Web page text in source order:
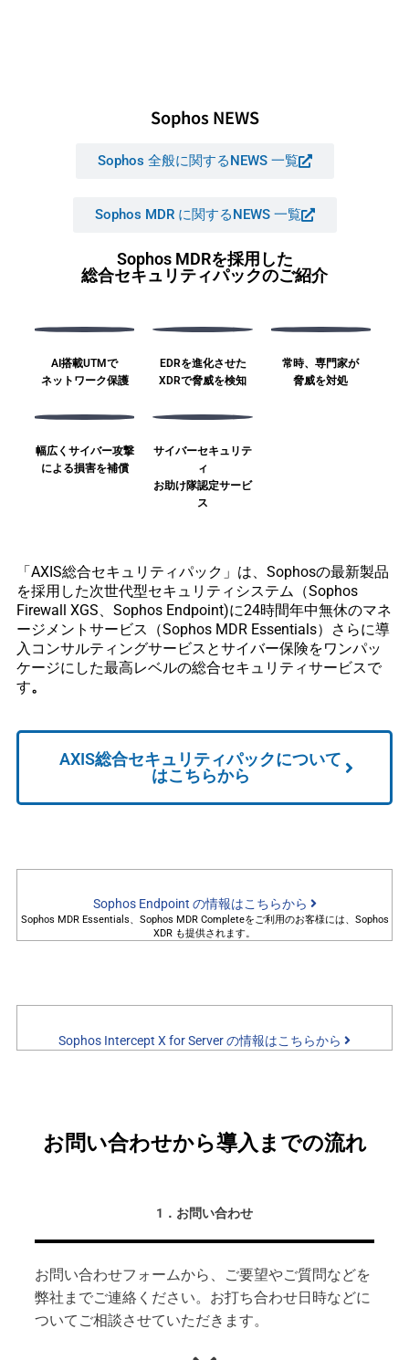
Sophos NEWS
Sophos 全般に関するNEWS 一覧
Sophos MDR に関するNEWS 一覧
Sophos MDRを採用した
総合セキュリティパックのご紹介
AI搭載UTMで
ネットワーク保護
EDRを進化させた
XDRで脅威を検知
常時、専門家が
脅威を対処
幅広くサイバー攻撃
による損害を補償
サイバーセキュリテ
ィ
お助け隊認定サービ
ス
「AXIS総合セキュリティパック」は、Sophosの最新製品
を採用した次世代型セキュリティシステム（Sophos
Firewall XGS、Sophos Endpoint)に24時間年中無休のマネ
ージメントサービス（Sophos MDR Essentials）さらに導
入コンサルティングサービスとサイバー保険をワンパッ
ケージにした最高レベルの総合セキュリティサービスで
す。
AXIS総合セキュリティパックについて
はこちらから
Sophos Endpoint の情報はこちらから
Sophos MDR Essentials、Sophos MDR Completeをご利用のお客様には、Sophos
XDR も提供されます。
Sophos Intercept X for Server の情報はこちらから
お問い合わせから導入までの流れ
1．お問い合わせ
お問い合わせフォームから、ご要望やご質問などを
弊社までご連絡ください。お打ち合わせ日時などに
ついてご相談させていただきます。